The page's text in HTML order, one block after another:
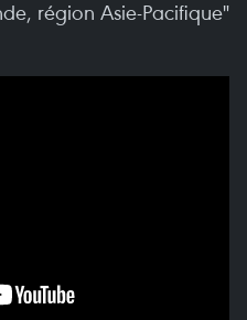
région Asie-Pacifique"